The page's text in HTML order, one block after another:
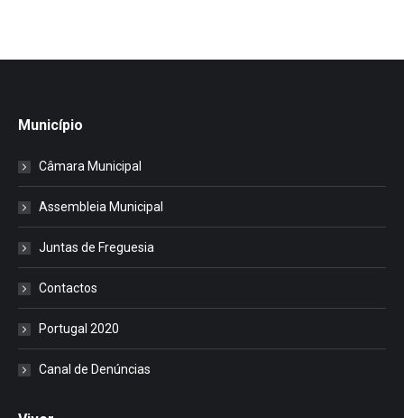
Município
Câmara Municipal
Assembleia Municipal
Juntas de Freguesia
Contactos
Portugal 2020
Canal de Denúncias